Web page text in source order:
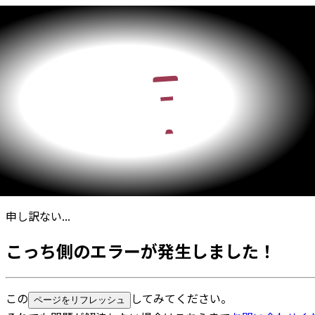
申し訳ない...
こっち側のエラーが発生しました！
この ページをリフレッシュ
してみてください。